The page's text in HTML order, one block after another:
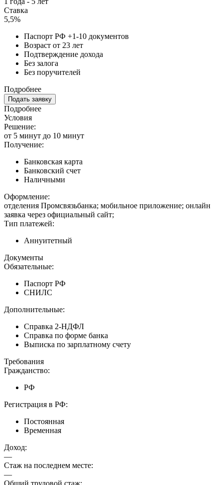
Ставка
5,5%
Паспорт РФ +1-10 документов
Возраст от 23 лет
Подтверждение дохода
Без залога
Без поручителей
Подробнее
Подать заявку
Подробнее
Условия
Решение:
от 5 минут до 10 минут
Получение:
Банковская карта
Банковский счет
Наличными
Оформление:
отделения Промсвязьбанка; мобильное приложение; онлайн
заявка через официальный сайт;
Тип платежей:
Аннуитетный
Документы
Обязательные:
Паспорт РФ
СНИЛС
Дополнительные:
Справка 2-НДФЛ
Справка по форме банка
Выписка по зарплатному счету
Требования
Гражданство:
РФ
Регистрация в РФ:
Постоянная
Временная
Доход:
—
Стаж на последнем месте:
—
Общий трудовой стаж: